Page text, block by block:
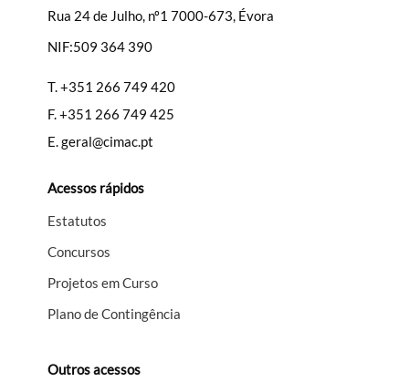
Rua 24 de Julho, nº1 7000-673, Évora
NIF:509 364 390
T.+351 266 749 420
F.+351 266 749 425
E.geral@cimac.pt
Acessos rápidos
Estatutos
Concursos
Projetos em Curso
Plano de Contingência
Outros acessos